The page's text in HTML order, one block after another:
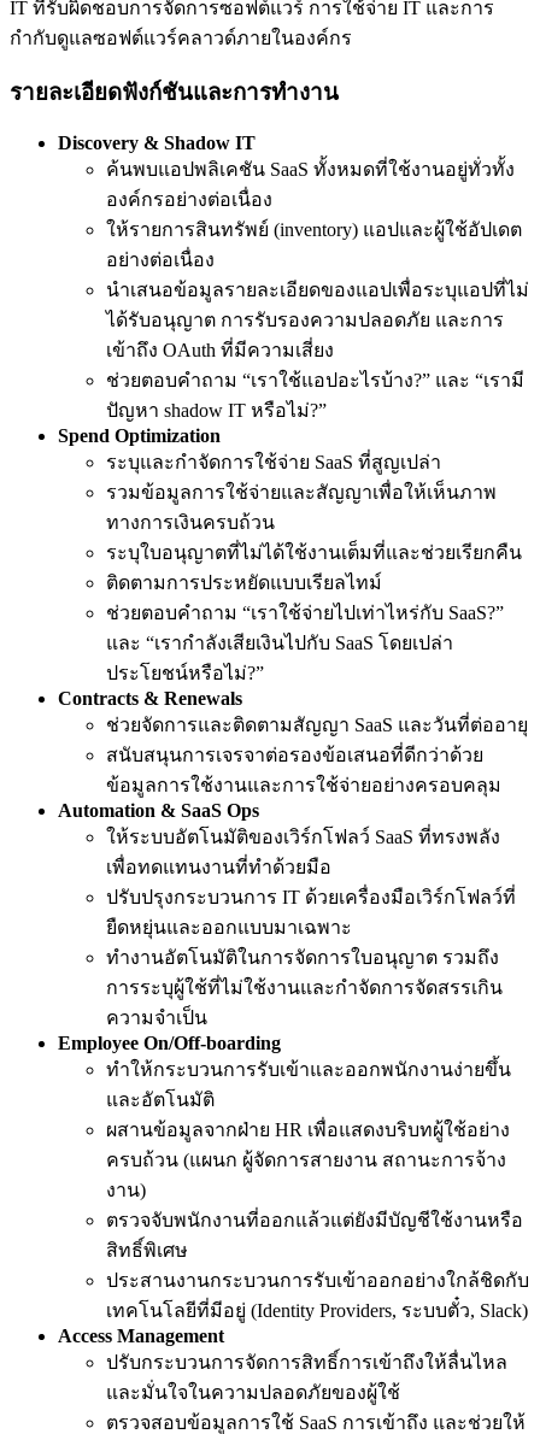
IT ที่รับผิดชอบการจัดการซอฟต์แวร์ การใช้จ่าย IT และการ
กำกับดูแลซอฟต์แวร์คลาวด์ภายในองค์กร
รายละเอียดฟังก์ชันและการทำงาน
Discovery & Shadow IT
ค้นพบแอปพลิเคชัน SaaS ทั้งหมดที่ใช้งานอยู่ทั่วทั้ง
องค์กรอย่างต่อเนื่อง
ให้รายการสินทรัพย์ (inventory) แอปและผู้ใช้อัปเดต
อย่างต่อเนื่อง
นำเสนอข้อมูลรายละเอียดของแอปเพื่อระบุแอปที่ไม่
ได้รับอนุญาต การรับรองความปลอดภัย และการ
เข้าถึง OAuth ที่มีความเสี่ยง
ช่วยตอบคำถาม “เราใช้แอปอะไรบ้าง?” และ “เรามี
ปัญหา shadow IT หรือไม่?”
Spend Optimization
ระบุและกำจัดการใช้จ่าย SaaS ที่สูญเปล่า
รวมข้อมูลการใช้จ่ายและสัญญาเพื่อให้เห็นภาพ
ทางการเงินครบถ้วน
ระบุใบอนุญาตที่ไม่ได้ใช้งานเต็มที่และช่วยเรียกคืน
ติดตามการประหยัดแบบเรียลไทม์
ช่วยตอบคำถาม “เราใช้จ่ายไปเท่าไหร่กับ SaaS?”
และ “เรากำลังเสียเงินไปกับ SaaS โดยเปล่า
ประโยชน์หรือไม่?”
Contracts & Renewals
ช่วยจัดการและติดตามสัญญา SaaS และวันที่ต่ออายุ
สนับสนุนการเจรจาต่อรองข้อเสนอที่ดีกว่าด้วย
ข้อมูลการใช้งานและการใช้จ่ายอย่างครอบคลุม
Automation & SaaS Ops
ให้ระบบอัตโนมัติของเวิร์กโฟลว์ SaaS ที่ทรงพลัง
เพื่อทดแทนงานที่ทำด้วยมือ
ปรับปรุงกระบวนการ IT ด้วยเครื่องมือเวิร์กโฟลว์ที่
ยืดหยุ่นและออกแบบมาเฉพาะ
ทำงานอัตโนมัติในการจัดการใบอนุญาต รวมถึง
การระบุผู้ใช้ที่ไม่ใช้งานและกำจัดการจัดสรรเกิน
ความจำเป็น
Employee On/Off-boarding
ทำให้กระบวนการรับเข้าและออกพนักงานง่ายขึ้น
และอัตโนมัติ
ผสานข้อมูลจากฝ่าย HR เพื่อแสดงบริบทผู้ใช้อย่าง
ครบถ้วน (แผนก ผู้จัดการสายงาน สถานะการจ้าง
งาน)
ตรวจจับพนักงานที่ออกแล้วแต่ยังมีบัญชีใช้งานหรือ
สิทธิ์พิเศษ
ประสานงานกระบวนการรับเข้าออกอย่างใกล้ชิดกับ
เทคโนโลยีที่มีอยู่ (Identity Providers, ระบบตั๋ว, Slack)
Access Management
ปรับกระบวนการจัดการสิทธิ์การเข้าถึงให้ลื่นไหล
และมั่นใจในความปลอดภัยของผู้ใช้
ตรวจสอบข้อมูลการใช้ SaaS การเข้าถึง และช่วยให้